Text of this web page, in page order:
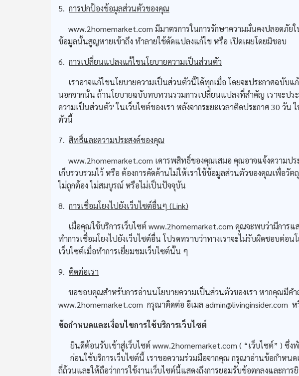
5. การปกป้องข้อมูลส่วนตัวของคุณ
www.2homemarket.com มีมาตรการในการรักษาความมั่นคงปลอดภัย
ข้อมูลนั้นสูญหายเข้าถึง ทําลายใช้ดัดแปลงแก้ไข หรือ เปิดเผยโดยมิชอบ
6. การเปลี่ยนแปลงแก้ไขนโยบายความเป็นส่วนตัว
เราอาจแก้ไขนโยบายความเป็นส่วนตัวนี้ได้ทุกเมื่อ โดยจะประกาศฉบับ
นอกจากนั้น ถ้านโยบายฉบับทบทวนรวมการเปลี่ยนแปลงที่สำคัญ เราจะป
ความเป็นส่วนตัว' ในเว็บไซต์ของเรา หลังจากระยะเวลาติดประกาศ 30
ตัวนี้
7. สิทธิ์และความประสงค์ของคุณ
www.2homemarket.com เคารพสิทธิ์ของคุณเสมอ คุณอาจแจ้งความปร
เก็บรวบรวมไว้ หรือ ต้องการคัดค้านไม่ให้เราใช้ข้อมูลส่วนตัวของคุณเพื่อ
ไม่ถูกต้อง ไม่สมบูรณ์ หรือไม่เป็นปัจจุบัน
8. การเชื่อมโยงไปยังเว็บไซต์อื่นๆ (Link)
เมื่อคุณใช้บริการเว็บไซต์ www.2homemarket.com คุณจะพบว่ามีการ
ทำการเชื่อมโยงไปยังเว็บไซต์อื่น โปรดทราบว่าทางเราจะไม่รับผิดชอบต่
เว็บไซต์เมื่อทำการเยี่ยมชมเว็บไซต์นั้น ๆ
9. ติดต่อเรา
ขอขอบคุณสำหรับการอ่านนโยบายความเป็นส่วนตัวของเรา หากคุณมีคำ
www.2homemarket.com กรุณาติดต่อ อีเมล admin@livinginsider.com
ข้อกำหนดและเงื่อนไขการใช้บริการเว็บไซต์
ยินดีต้อนรับเข้าสู่เว็บไซต์ www.2homemarket.com ( “เว็บไซต์” ) ซึ่ง
ก่อนใช้บริการเว็บไซต์นี้ เราขอความร่วมมือจากคุณ กรุณาอ่านข้อกำหนด
ถี่ถ้วนและให้ถือว่าการใช้งานเว็บไซต์นี้แสดงถึงการยอมรับข้อตกลงและก